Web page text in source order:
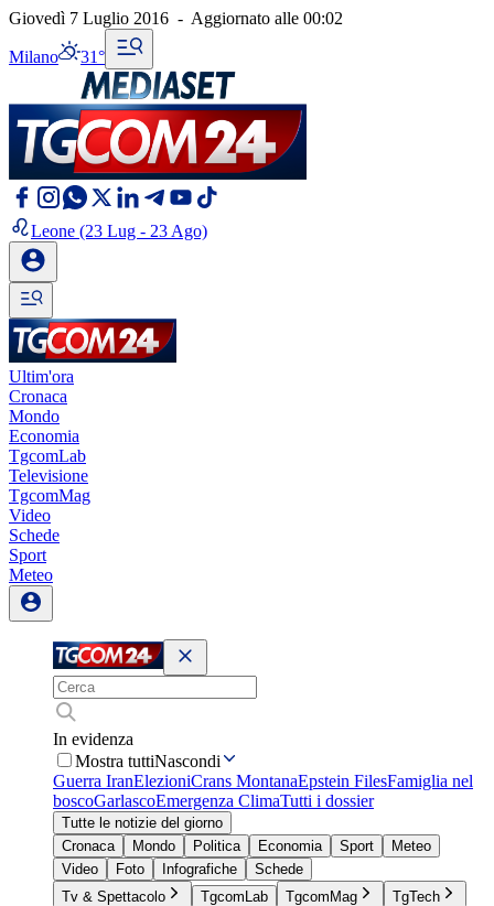
Giovedì 7 Luglio 2016 - Aggiornato alle 00:02
Milano 31°
Leone (23 Lug - 23 Ago)
Ultim'ora
Cronaca
Mondo
Economia
TgcomLab
Televisione
TgcomMag
Video
Schede
Sport
Meteo
In evidenza
Mostra tuttiNascondi
Guerra IranElezioniCrans MontanaEpstein FilesFamiglia nel
boscoGarlascoEmergenza ClimaTutti i dossier
Tutte le notizie del giorno
Cronaca
Mondo Politica Economia Sport
Meteo
Video
Foto Infografiche
Schede
Tv & Spettacolo
TgcomLab TgcomMag
TgTech